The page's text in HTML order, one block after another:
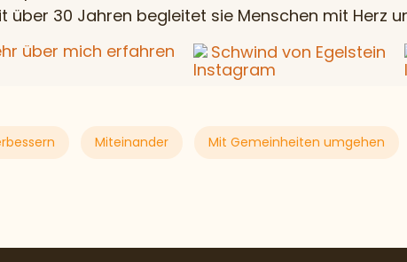
über 30 Jahren begleitet sie Menschen mit Herz
über mich erfahren
Schwind von Egelstein
Miteinander Mit Gemeinheiten umgehen